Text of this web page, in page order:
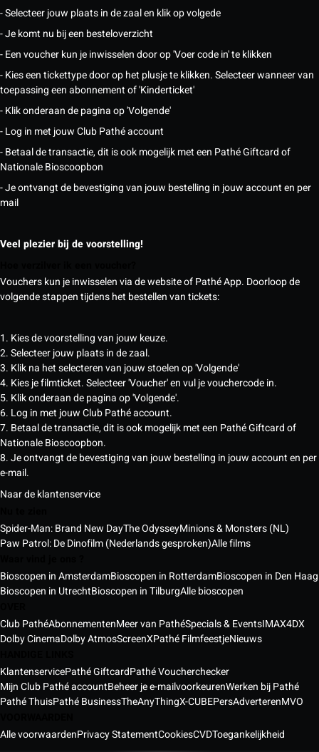
- Selecteer jouw plaats in de zaal en klik op volgede
- Je komt nu bij een besteloverzicht
- Een voucher kun je inwisselen door op 'Voer code in' te klikken
- Kies een tickettype door op het plusje te klikken. Selecteer wanneer van
toepassing een abonnement of 'Kinderticket'
- Klik onderaan de pagina op 'Volgende'
- Log in met jouw Club Pathé account
- Betaal de transactie, dit is ook mogelijk met een Pathé Giftcard of
Nationale Bioscoopbon
- Je ontvangt de bevestiging van jouw bestelling in jouw account en per
mail
Veel plezier bij de voorstelling!
Vouchers kun je inwisselen via de website of Pathé App. Doorloop de
volgende stappen tijdens het bestellen van tickets:
1. Kies de voorstelling van jouw keuze.
2. Selecteer jouw plaats in de zaal.
3. Klik na het selecteren van jouw stoelen op 'Volgende'
4. Kies je filmticket. Selecteer 'Voucher' en vul je vouchercode in.
5. Klik onderaan de pagina op 'Volgende'.
6. Log in met jouw Club Pathé account.
7. Betaal de transactie, dit is ook mogelijk met een Pathé Giftcard of
Nationale Bioscoopbon.
8. Je ontvangt de bevestiging van jouw bestelling in jouw account en per
e-mail.
Naar de klantenservice
Spider-Man: Brand New DayThe OdysseyMinions & Monsters (NL)
Paw Patrol: De Dinofilm (Nederlands gesproken)Alle films
Bioscopen in AmsterdamBioscopen in RotterdamBioscopen in Den Haag
Bioscopen in UtrechtBioscopen in TilburgAlle bioscopen
Club PathéAbonnementenMeer van PathéSpecials & EventsIMAX4DX
Dolby CinemaDolby AtmosScreenXPathé FilmfeestjeNieuws
KlantenservicePathé GiftcardPathé Voucherchecker
Mijn Club Pathé accountBeheer je e-mailvoorkeurenWerken bij Pathé
Pathé ThuisPathé BusinessTheAnyThingX-CUBEPersAdverterenMVO
Alle voorwaardenPrivacy StatementCookiesCVDToegankelijkheid